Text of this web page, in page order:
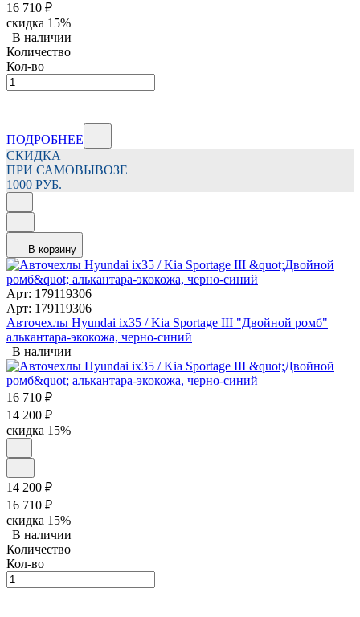
16 710 ₽
скидка 15%
В наличии
Количество
Кол-во
ПОДРОБНЕЕ
СКИДКА
ПРИ САМОВЫВОЗЕ
1000 РУБ.
В корзину
Арт: 179119306
Арт: 179119306
Авточехлы Hyundai ix35 / Kia Sportage III "Двойной ромб"
алькантара-экокожа, черно-синий
В наличии
16 710 ₽
14 200 ₽
скидка 15%
14 200 ₽
16 710 ₽
скидка 15%
В наличии
Количество
Кол-во